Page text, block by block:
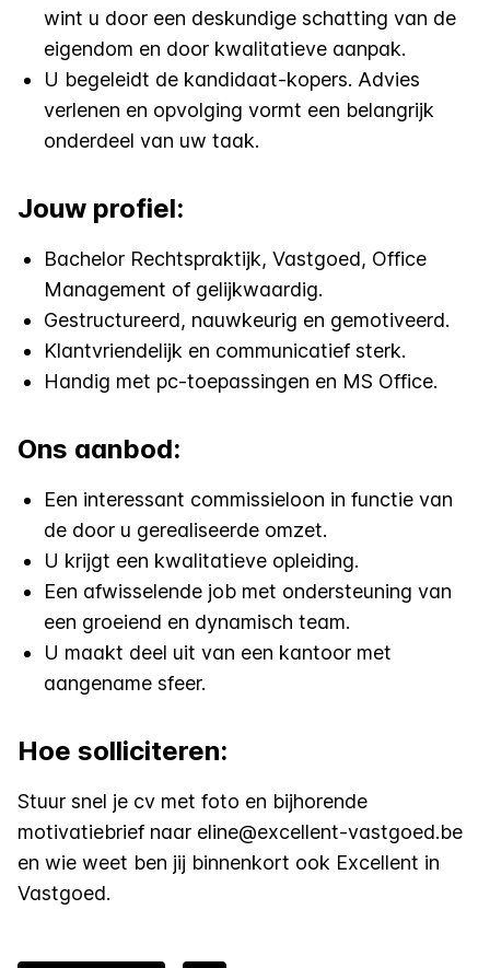
wint u door een deskundige schatting van de
eigendom en door kwalitatieve aanpak.
U begeleidt de kandidaat-kopers. Advies
verlenen en opvolging vormt een belangrijk
onderdeel van uw taak.
Jouw profiel:
Bachelor Rechtspraktijk, Vastgoed, Office
Management of gelijkwaardig.
Gestructureerd, nauwkeurig en gemotiveerd.
Klantvriendelijk en communicatief sterk.
Handig met pc-toepassingen en MS Office.
Ons aanbod:
Een interessant commissieloon in functie van
de door u gerealiseerde omzet.
U krijgt een kwalitatieve opleiding.
Een afwisselende job met ondersteuning van
een groeiend en dynamisch team.
U maakt deel uit van een kantoor met
aangename sfeer.
Hoe solliciteren:
Stuur snel je cv met foto en bijhorende
motivatiebrief naar eline@excellent-vastgoed.be
en wie weet ben jij binnenkort ook Excellent in
Vastgoed.